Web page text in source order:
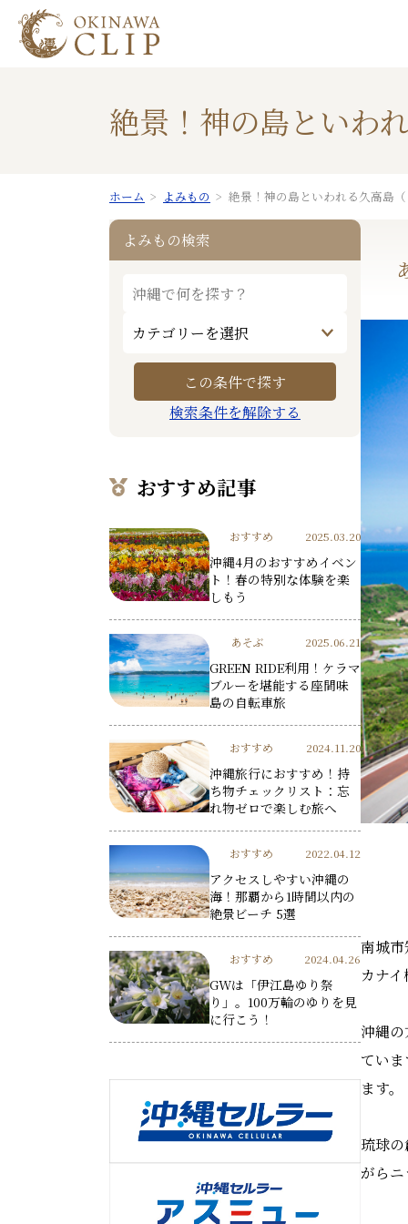
絶景！神の島といわ
ホーム よみもの 絶景！神の島といわれる久高島
南城
カナイ
沖縄
てい
ます。
琉球
がら
よみもの検索
検索条件を解除する
おすすめ記事
おすすめ 2025.03.20
沖縄4月のおすすめイベン
ト！春の特別な体験を楽
しもう
あそぶ 2025.06.21
GREEN RIDE利用！ケラマ
ブルーを堪能する座間味
島の自転車旅
おすすめ 2024.11.20
沖縄旅行におすすめ！持
ち物チェックリスト：忘
れ物ゼロで楽しむ旅へ
おすすめ 2022.04.12
アクセスしやすい沖縄の
海！那覇から1時間以内の
絶景ビーチ 5選
おすすめ 2024.04.26
GWは「伊江島ゆり祭
り」。100万輪のゆりを見
に行こう！